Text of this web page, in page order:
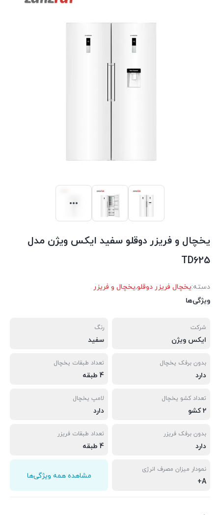
یخچال و فریزر دوقلو سفيد ايكس ويژن مدل
TD625
دسته:یخچال فریزر دوقلو,یخچال و فریزر
ویژگی‌ها
شرکت
ایکس ویژن
رنگ
سفید
بدون برفک یخچال
دارد
تعداد طبقات یخچال
4 طبقه
تعداد کشو یخچال
2 کشو
لامپ یخچال
دارد
بدون برفک فریزر
دارد
تعداد طبقات فریزر
4 طبقه
نمودار میزان مصرف انرژی
A+
مشاهده همه ویژگی‌ها